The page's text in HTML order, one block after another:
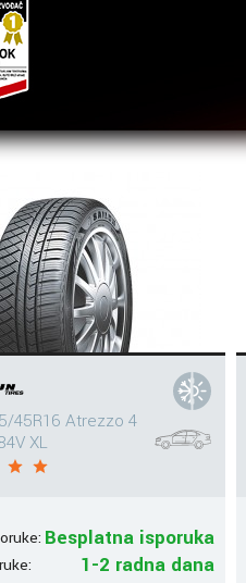
45R16 Atrezzo 4
XL
Besplatna isporuka
1-2 radna dana